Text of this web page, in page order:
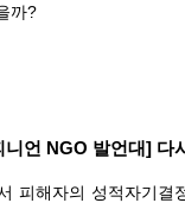
까?
언 NGO 발언대] 다
피해자의 성적자기